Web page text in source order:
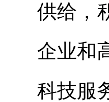
供给，
企业和
科技服